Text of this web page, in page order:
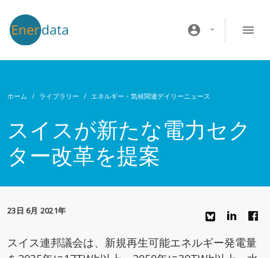
account_circle
ホーム ライブラリー エネルギー・気候関連デイリーニュース
スイスが新たな電力セク
ター改革を提案
23日 6月 2021年
スイス連邦議会は、新規再生可能エネルギー発電量